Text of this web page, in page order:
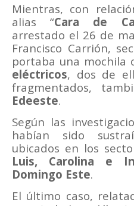
Mientras, con
alias “Cara de
arrestado el 26 de
Francisco Carrión,
portaba una mochila
eléctricos, dos de
fragmentados,
Edeeste.
Según las
habían sido
ubicados en los
Luis, Carolina e
Domingo Este.
El último caso,